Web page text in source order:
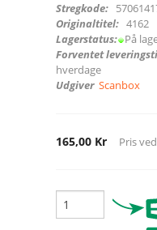
Stregkode:
Originaltitel: 4162
Lagerstatus: På
Forventet
hverdage
Udgiver Scanbox
165,00 Kr Pris ved